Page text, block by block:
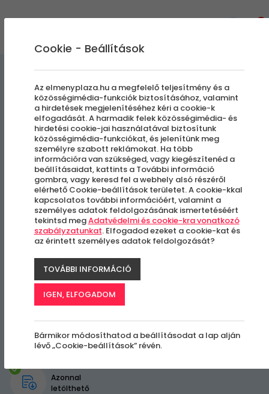
Holdvirág Hotel***
Sárvári relax
Sárvár
Azonnal
letölthető
Cookie - Beállítások
Az elmenyplaza.hu a megfelelő teljesítmény és a
közösségimédia-funkciók biztosításához, valamint
a hirdetések megjelenítéséhez kéri a cookie-k
elfogadását. A harmadik felek közösségimédia- és
hirdetési cookie-jai használatával biztosítunk
közösségimédia-funkciókat, és jelenítünk meg
személyre szabott reklámokat. Ha több
információra van szükséged, vagy kiegészítenéd a
beállításaidat, kattints a További információ
gombra, vagy keresd fel a webhely alsó részéről
elérhető Cookie-beállítások területet. A cookie-kkal
kapcsolatos további információért, valamint a
személyes adatok feldolgozásának ismertetéséért
tekintsd megAdatvédelmi és cookie-kra vonatkozó
szabályzatunkat. Elfogadod ezeket a cookie-kat és
az érintett személyes adatok feldolgozását?
TOVÁBBI INFORMÁCIÓ
IGEN, ELFOGADOM
Bármikor módosíthatod a beállításodat a lap alján
lévő „Cookie-beállítások” révén.